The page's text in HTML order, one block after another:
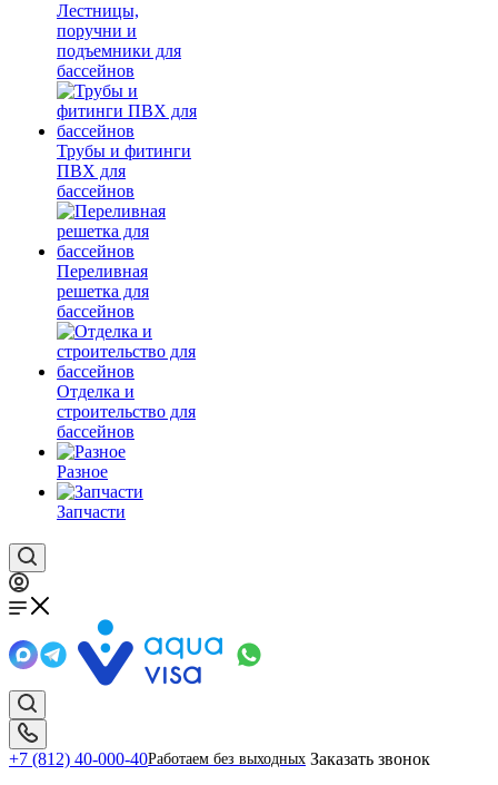
Лестницы,
поручни и
подъемники для
бассейнов
Трубы и фитинги
ПВХ для
бассейнов
Переливная
решетка для
бассейнов
Отделка и
строительство для
бассейнов
Разное
Запчасти
+7 (812) 40-000-40Работаем без выходных Заказать звонок